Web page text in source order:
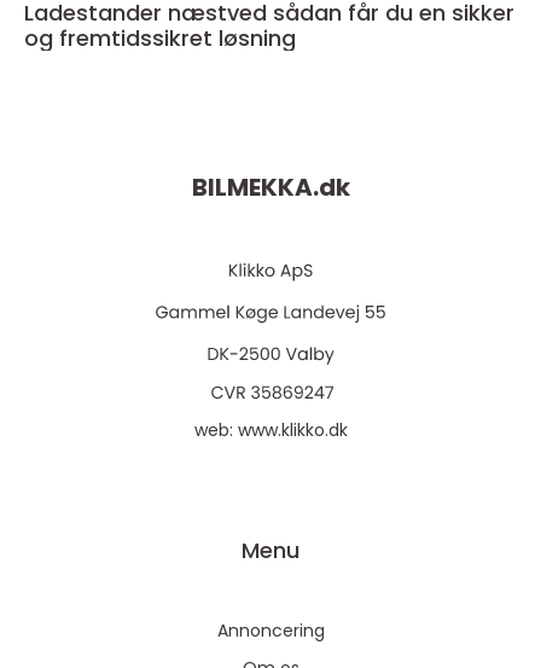
Ladestander næstved sådan får du en sikker
og fremtidssikret løsning
BILMEKKA.dk
web: www.klikko.dk
Menu
Annoncering